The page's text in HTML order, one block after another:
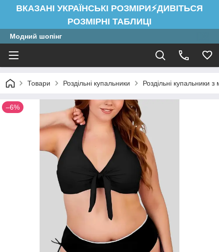
ВКАЗАНІ УКРАЇНСЬКІ РОЗМІРИ⚡ДИВІТЬСЯ
РОЗМІРНІ ТАБЛИЦІ
Модний шопінг
Товари Роздільні купальники Роздільні купальники
–6%